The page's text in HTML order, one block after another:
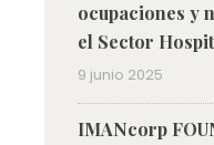
ocupaciones y
el Sector
9 junio 2025
IMANcorp